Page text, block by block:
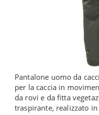
Pantalone uomo da
per la caccia in
da rovi e da fitta
traspirante, realizzato